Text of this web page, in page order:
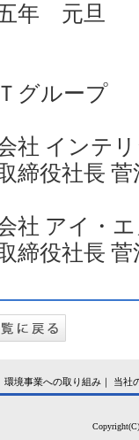
年 元旦
グループ
社 インテ
締役社長 菅
社 アイ・
締役社長 菅
環境事業への取り組み ｜ 当社